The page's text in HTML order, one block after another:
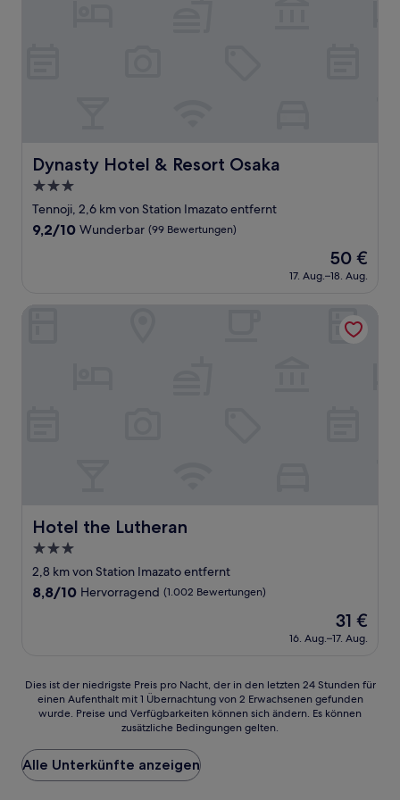
Dynasty Hotel & Resort Osaka
Dynasty Hotel & Resort Osaka
3.0-
Sterne-
Unterkunft
Tennoji, 2,6 km von Station Imazato entfernt
9.2
Bewertungen)
9,2/10 Wunderbar (99 Bewertungen)
Der
Preis
beträgt
50 €
17. Aug.–18. Aug.
Hotel the Lutheran
Hotel the Lutheran
3.0-
Sterne-
Unterkunft
2,8 km von Station Imazato entfernt
8.8
8,8/10 Hervorragend (1.002 Bewertungen)
Der
Preis
beträgt
31 €
16. Aug.–17. Aug.
Dies
der
Preis
pro
Nacht,
Dies ist der niedrigste Preis pro Nacht, der in den letzten 24 Stunden für
einen Aufenthalt mit 1 Übernachtung von 2 Erwachsenen gefunden
wurde. Preise und Verfügbarkeiten können sich ändern. Es können
zusätzliche Bedingungen gelten.
Alle Unterkünfte anzeigen